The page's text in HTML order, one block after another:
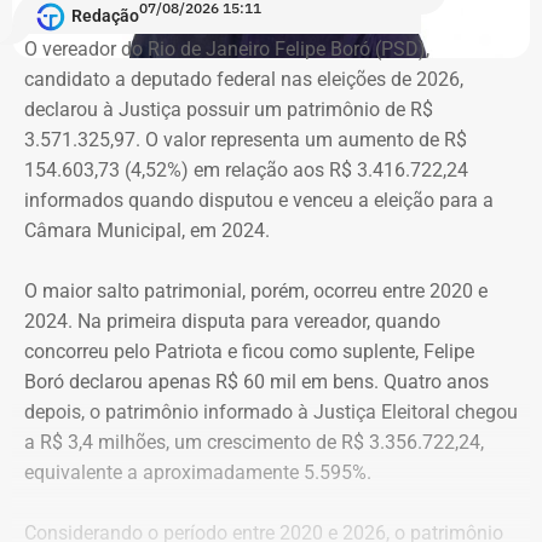
publicação nas redes sociais.
Críticas da comunidade científica
A recriação da secretaria ocorre após críticas de
pesquisadores, universidades e entidades ligadas ao
setor, que contestaram a decisão do governo de tirar a
estrutura própria da área durante a reorganização
“Ele [Ricardo Couto] ouviu as críticas da comunidade
cientifica, dos representantes que estavam aqui, e disse
que vai sim recriar a secretaria, instituir um comitê paras
estudar com deve ser estruturada a nova pasta”, explicou
Roque.
Redação07/08/2026 15:11
O vereador do Rio de Janeiro Felipe Boró (PSD),
candidato a deputado federal nas eleições de 2026,
declarou à Justiça possuir um patrimônio de R$
3.571.325,97. O valor representa um aumento de R$
154.603,73 (4,52%) em relação aos R$ 3.416.722,24
informados quando disputou e venceu a eleição para a
Câmara Municipal, em 2024.
O maior salto patrimonial, porém, ocorreu entre 2020 e
2024. Na primeira disputa para vereador, quando
concorreu pelo Patriota e ficou como suplente, Felipe
Boró declarou apenas R$ 60 mil em bens. Quatro anos
depois, o patrimônio informado à Justiça Eleitoral chegou
a R$ 3,4 milhões, um crescimento de R$ 3.356.722,24,
equivalente a aproximadamente 5.595%.
Considerando o período entre 2020 e 2026, o patrimônio